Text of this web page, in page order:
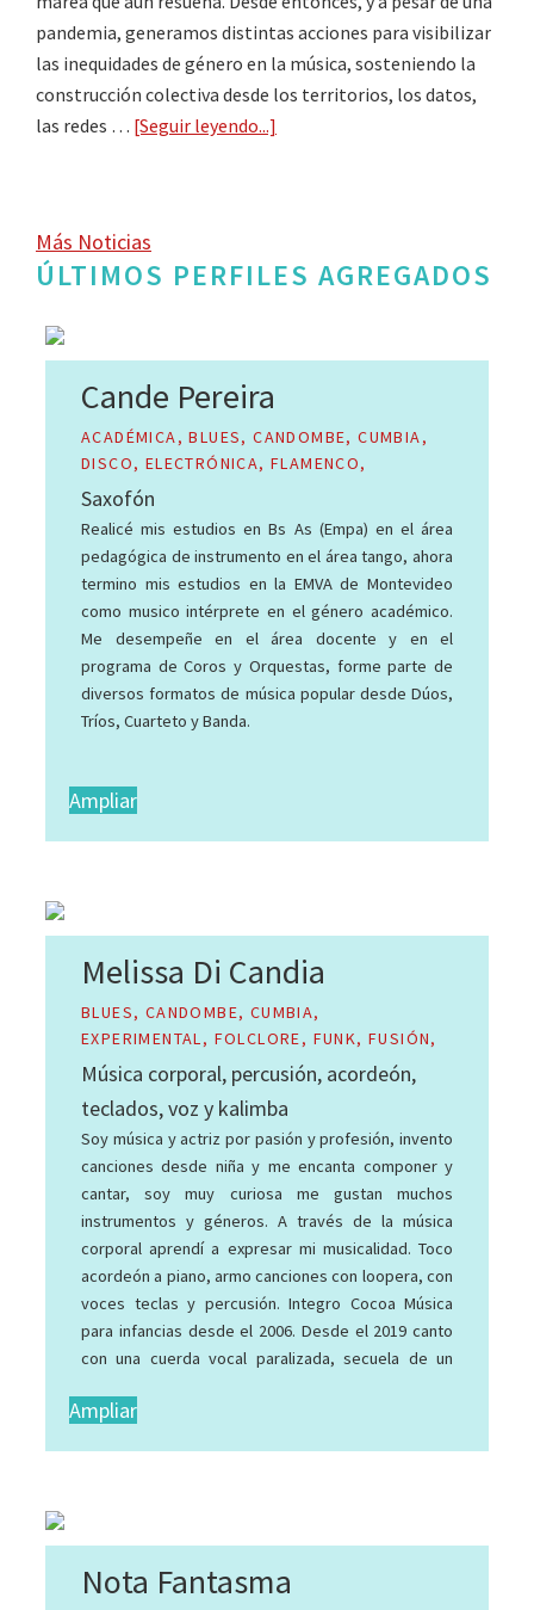
pandemia, generamos distintas acciones para visibilizar
las inequidades de género en la música, sosteniendo la
construcción colectiva desde los territorios, los datos,
las redes … [Seguir leyendo...]
«Camino
Mujeres
y
de
la
música
uruguaya»
Más Noticias
ÚLTIMOS PERFILES AGREGADOS
Cande Pereira
ACADÉMICA, BLUES, CANDOMBE, CUMBIA,
DISCO, ELECTRÓNICA, FLAMENCO,
FOLCLORE, FUNK, FUSIÓN, INSTRUMENTAL,
PLENA, REGGAE, ROCK, SALSA, TANGO
Saxofón
Realicé mis estudios en Bs As (Empa) en el área
pedagógica de instrumento en el área tango, ahora
termino mis estudios en la EMVA de Montevideo
como musico intérprete en el género académico.
Me desempeñe en el área docente y en el
programa de Coros y Orquestas, forme parte de
diversos formatos de música popular desde Dúos,
Tríos, Cuarteto y Banda.
Ampliar
Melissa Di Candia
BLUES, CANDOMBE, CUMBIA,
EXPERIMENTAL, FOLCLORE, FUNK, FUSIÓN,
GRUNGE, INFANTIL, JAZZ​, MERENGUE,
MILONGA, MURGA, MÚSICAS DEL MUNDO,
PLENA, POP, RAP, REGGAE, REGGAETON,
RHYTHM AND BLUES, ROCK, ROCK
ALTERNATIVO, SOUL, TANGO
Música corporal, percusión, acordeón,
teclados, voz y kalimba
Soy música y actriz por pasión y profesión, invento
canciones desde niña y me encanta componer y
cantar, soy muy curiosa me gustan muchos
instrumentos y géneros. A través de la música
corporal aprendí a expresar mi musicalidad. Toco
acordeón a piano, armo canciones con loopera, con
voces teclas y percusión. Integro Cocoa Música
para infancias desde el 2006. Desde el 2019 canto
con una cuerda vocal paralizada, secuela de un
poder trabajar, en ese entonces cantaba y tocaba
infantil con mi nueva voz rota. Ahora estoy
preparando mi primer disco solista para infancias,
Ampliar
Nota Fantasma